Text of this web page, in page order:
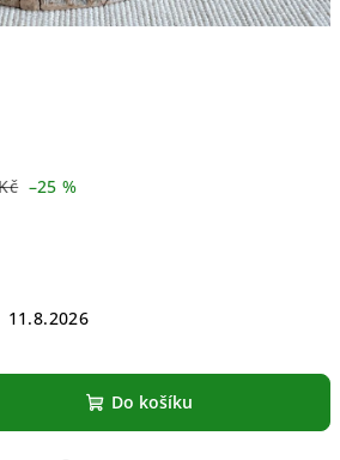
–25 %
11.8.2026
Do košíku